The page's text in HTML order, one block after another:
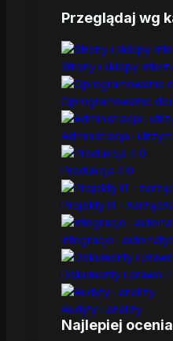
Przeglądaj wg
Strony i sklepy
Oprogramowanie
Administracja i
Produkcja 4.0
Projekty IT i
Integracje i
Dokumenty i prawo
Audyty i analizy
Najlepiej